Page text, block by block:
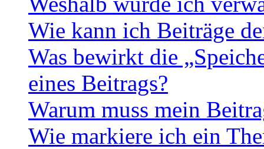
Wie kann ich Beiträge
Was bewirkt die
eines Beitrags?
Warum muss mein
Wie markiere ich ein